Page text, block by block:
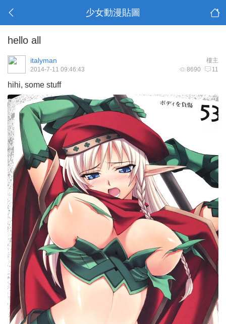
少女動漫貼圖
hello all
樓主
italyman
8690 11
2014-7-11 09:46:43
hihi, some stuff